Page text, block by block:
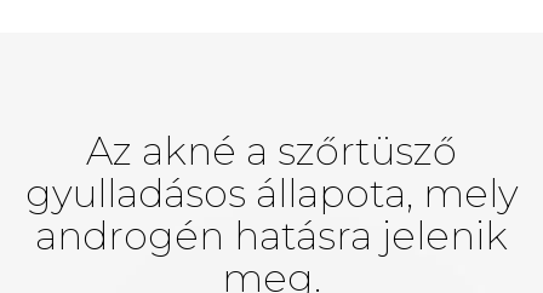
Az akné a szőrtüsző
gyulladásos állapota, mely
androgén hatásra jelenik
meg.